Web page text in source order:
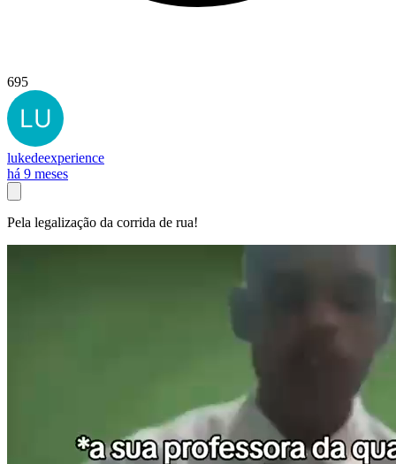
695
lukedeexperience
há 9 meses
Pela legalização da corrida de rua!